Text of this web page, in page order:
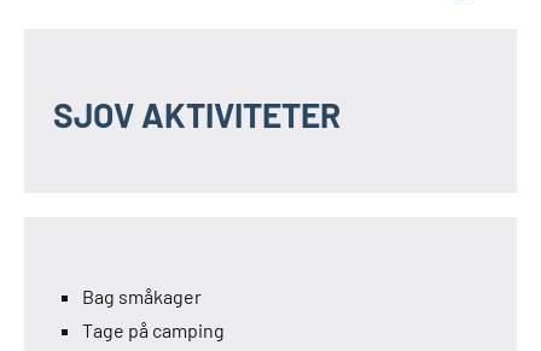
SJOV AKTIVITETER
Bag småkager
Tage på camping